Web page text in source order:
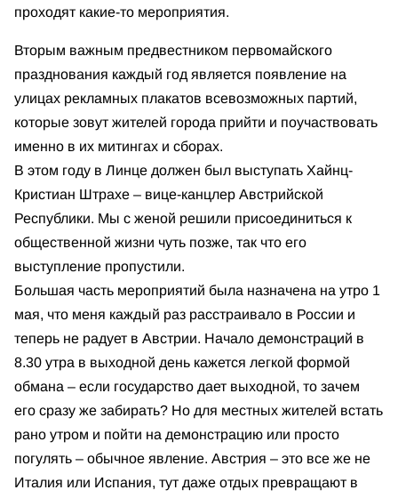
проходят какие-то мероприятия.
Вторым важным предвестником первомайского
празднования каждый год является появление на
улицах рекламных плакатов всевозможных партий,
которые зовут жителей города прийти и поучаствовать
именно в их митингах и сборах.
В этом году в Линце должен был выступать Хайнц-
Кристиан Штрахе – вице-канцлер Австрийской
Республики. Мы с женой решили присоединиться к
общественной жизни чуть позже, так что его
выступление пропустили.
Большая часть мероприятий была назначена на утро 1
мая, что меня каждый раз расстраивало в России и
теперь не радует в Австрии. Начало демонстраций в
8.30 утра в выходной день кажется легкой формой
обмана – если государство дает выходной, то зачем
его сразу же забирать? Но для местных жителей встать
рано утром и пойти на демонстрацию или просто
погулять – обычное явление. Австрия – это все же не
Италия или Испания, тут даже отдых превращают в